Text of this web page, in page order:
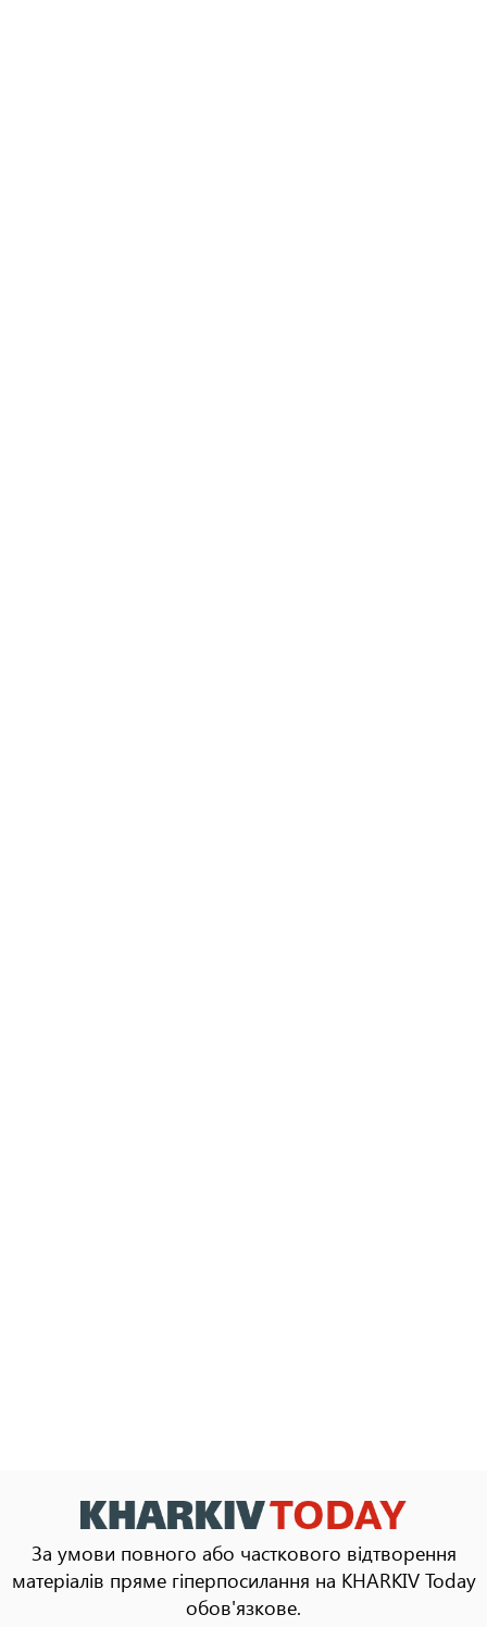
За умови повного або часткового відтворення
матеріалів пряме гіперпосилання на KHARKIV Today
обов'язкове.